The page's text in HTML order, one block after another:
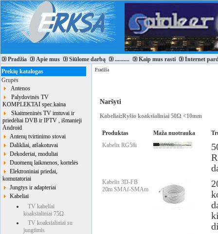
Pradžia Apie mus Siūlome darbą .......... Kaip mus rasti
Internet
Prekių katalogas
Grupės
Antenos
Palydovinės TV
KOMPLEKTAI spec.kaina
Skaitmeninės TV imtuvai ir
priedėliai DVB ir IPTV , išmanieji
Android
Antenų tvirtinimo stovai
Dalikliai, atšakotuvai
Dekoderiai, moduliai
Duomenų laikmenos, kortelės
Elektroniniai priedai,
komutatoriai
Jungtys ir adapteriai
Kabeliai
TV kabeliai
koaksialiniai 75Ω
TV koaksialiniai su
jungtimis
Pradžia
Naršyti
Kabeliai:Ryšio koaksialiniai 50Ω <10mm
Produktas Maža nuotrauka
Kabelis RG58i
Kabelis 3D-FB
20m SMAf-SMAm